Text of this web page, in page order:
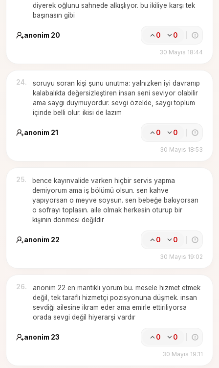
diyerek oğlunu sahnede alkışlıyor. bu ikiliye karşı tek
başınasın gibi
anonim 20 0 0
30 Mayıs 18:44
24.
soruyu soran kişi şunu unutma: yalnızken iyi davranıp
kalabalıkta değersizleştiren insan seni seviyor olabilir
ama saygı duymuyordur. sevgi özelde, saygı toplum
içinde belli olur. ikisi de lazım
anonim 21 0 0
30 Mayıs 18:53
25.
bence kayınvalide varken hiçbir servis yapma
demiyorum ama iş bölümü olsun. sen kahve
yapıyorsan o meyve soysun. sen bebeğe bakıyorsan
o sofrayı toplasın. aile olmak herkesin oturup bir
kişinin dönmesi değildir
anonim 22 0 0
30 Mayıs 19:02
26.
anonim 22 en mantıklı yorum bu. mesele hizmet etmek
değil, tek taraflı hizmetçi pozisyonuna düşmek. insan
sevdiği ailesine ikram eder ama emirle ettiriliyorsa
orada sevgi değil hiyerarşi vardır
anonim 23 0 0
30 Mayıs 19:11